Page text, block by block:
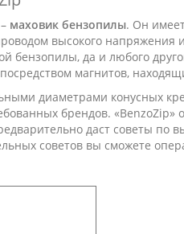
маховик бензопилы. Он
высокого напряжения
бензопилы, да и любого
магнитов,
диаметрами конусных
брендов. «BenzoZip»
даст советы по
советов вы сможете